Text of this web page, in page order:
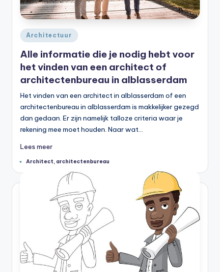
Geplaatst
in
Architectuur
Alle informatie die je nodig hebt voor
het vinden van een architect of
architectenbureau in alblasserdam
Het vinden van een architect in alblasserdam of een
architectenbureau in alblasserdam is makkelijker gezegd
dan gedaan. Er zijn namelijk talloze criteria waar je
rekening mee moet houden. Naar wat…
Lees meer
Tags:
Architect, architectenbureau